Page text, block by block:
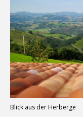
Blick aus der Herberge